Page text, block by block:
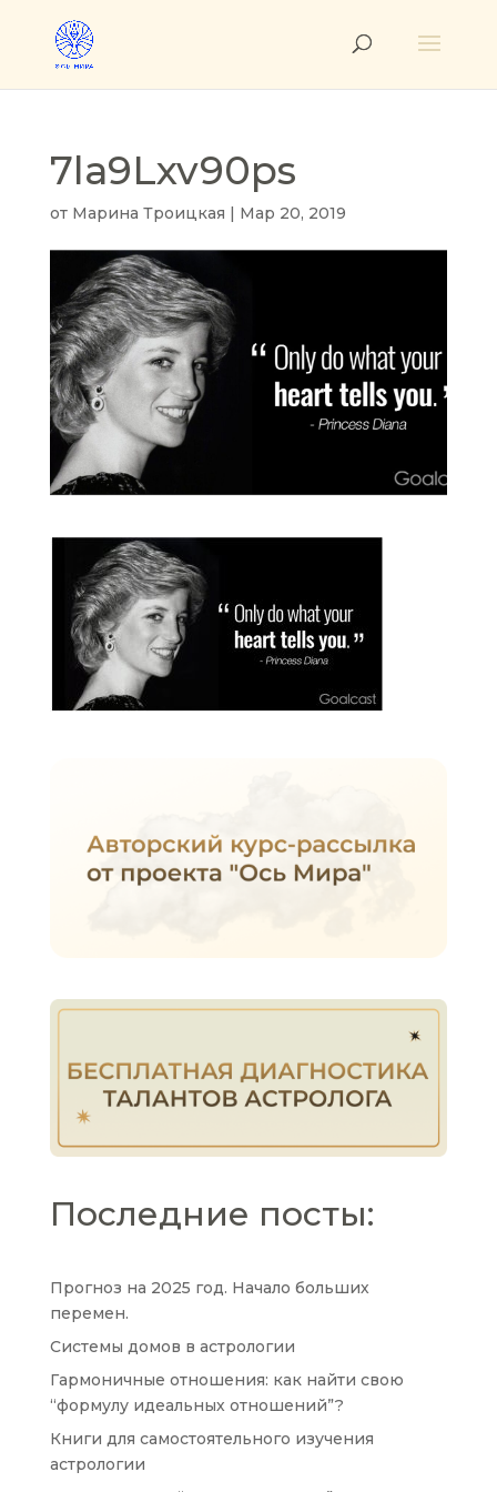
7la9Lxv90ps
от Марина Троицкая | Мар 20, 2019
Последние посты:
Прогноз на 2025 год. Начало больших
перемен.
Системы домов в астрологии
Гармоничные отношения: как найти свою
“формулу идеальных отношений”?
Книги для самостоятельного изучения
астрологии